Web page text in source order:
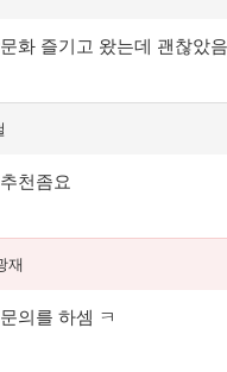
화 즐기고 왔는데 괜찮았
천좀요
재
의를 하셈 ㅋ